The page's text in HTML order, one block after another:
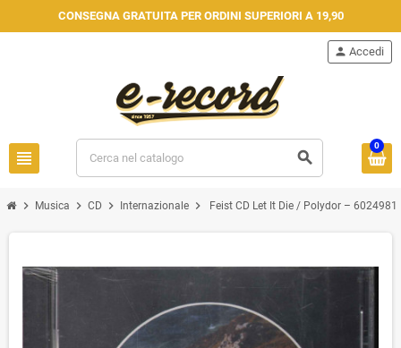
CONSEGNA GRATUITA PER ORDINI SUPERIORI A 19,90
view_headline search
person Accedi
0
chevron_right Musica chevron_right CD chevron_right Internazionale chevron_right Feist ‎CD Let It Die / Polydor ‎–